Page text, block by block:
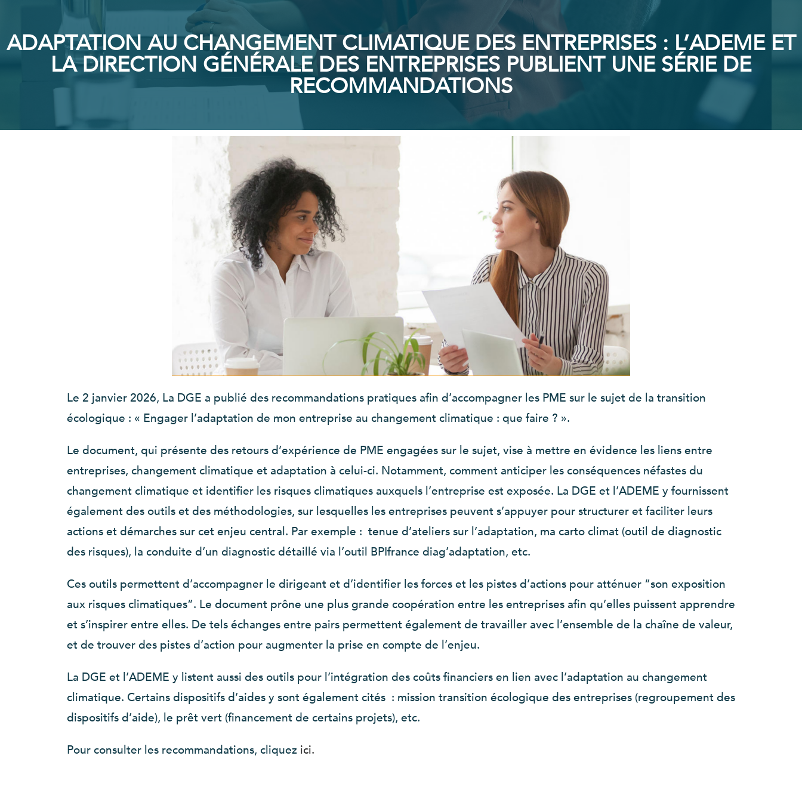
ADAPTATION AU CHANGEMENT CLIMATIQUE DES ENTREPRISES : L’ADEME ET
LA DIRECTION GÉNÉRALE DES ENTREPRISES PUBLIENT UNE SÉRIE DE
RECOMMANDATIONS
Le 2 janvier 2026, La DGE a publié des recommandations pratiques afin d’accompagner les PME sur le sujet de la transition
écologique : « Engager l’adaptation de mon entreprise au changement climatique : que faire ? ».
Le document, qui présente des retours d’expérience de PME engagées sur le sujet, vise à mettre en évidence les liens entre
entreprises, changement climatique et adaptation à celui-ci. Notamment, comment anticiper les conséquences néfastes du
changement climatique et identifier les risques climatiques auxquels l’entreprise est exposée. La DGE et l’ADEME y fournissent
également des outils et des méthodologies, sur lesquelles les entreprises peuvent s’appuyer pour structurer et faciliter leurs
actions et démarches sur cet enjeu central. Par exemple : tenue d’ateliers sur l’adaptation, ma carto climat (outil de diagnostic
des risques), la conduite d’un diagnostic détaillé via l’outil BPIfrance diag’adaptation, etc.
Ces outils permettent d’accompagner le dirigeant et d’identifier les forces et les pistes d’actions pour atténuer “son exposition
aux risques climatiques”. Le document prône une plus grande coopération entre les entreprises afin qu’elles puissent apprendre
et s’inspirer entre elles. De tels échanges entre pairs permettent également de travailler avec l’ensemble de la chaîne de valeur,
et de trouver des pistes d’action pour augmenter la prise en compte de l’enjeu.
La DGE et l’ADEME y listent aussi des outils pour l’intégration des coûts financiers en lien avec l’adaptation au changement
climatique. Certains dispositifs d’aides y sont également cités : mission transition écologique des entreprises (regroupement des
dispositifs d’aide), le prêt vert (financement de certains projets), etc.
Pour consulter les recommandations, cliquez ici.